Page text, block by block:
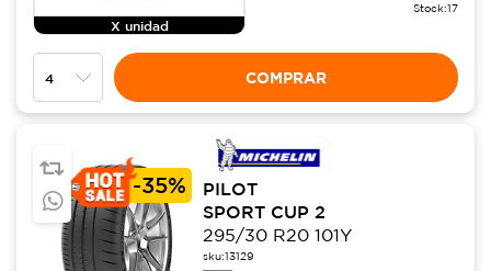
X unidad
Stock:17
COMPRAR
-35%
PILOT
SPORT CUP 2
295/30 R20 101Y
sku:13129